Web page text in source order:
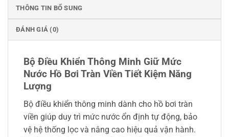
THÔNG TIN BỔ SUNG
ĐÁNH GIÁ (0)
Bộ Điều Khiển Thông Minh Giữ Mức
Nước Hồ Bơi Tràn Viền Tiết Kiệm Năng
Lượng
Bộ điều khiển thông minh dành cho hồ bơi tràn
viền giúp duy trì mức nước ổn định tự động, bảo
vệ hệ thống lọc và nâng cao hiệu quả vận hành.